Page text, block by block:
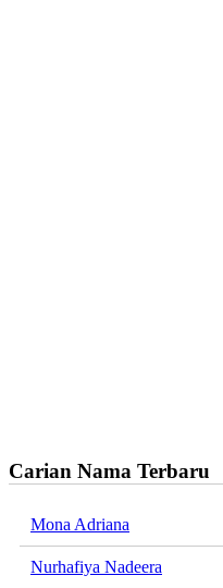
Carian Nama Terbaru
Mona Adriana
Nurhafiya Nadeera